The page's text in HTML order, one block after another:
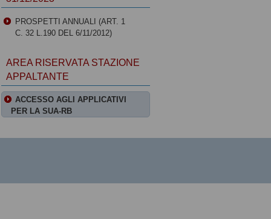
PROSPETTI ANNUALI (ART. 1
C. 32 L.190 DEL 6/11/2012)
AREA RISERVATA STAZIONE
APPALTANTE
ACCESSO AGLI APPLICATIVI
PER LA SUA-RB